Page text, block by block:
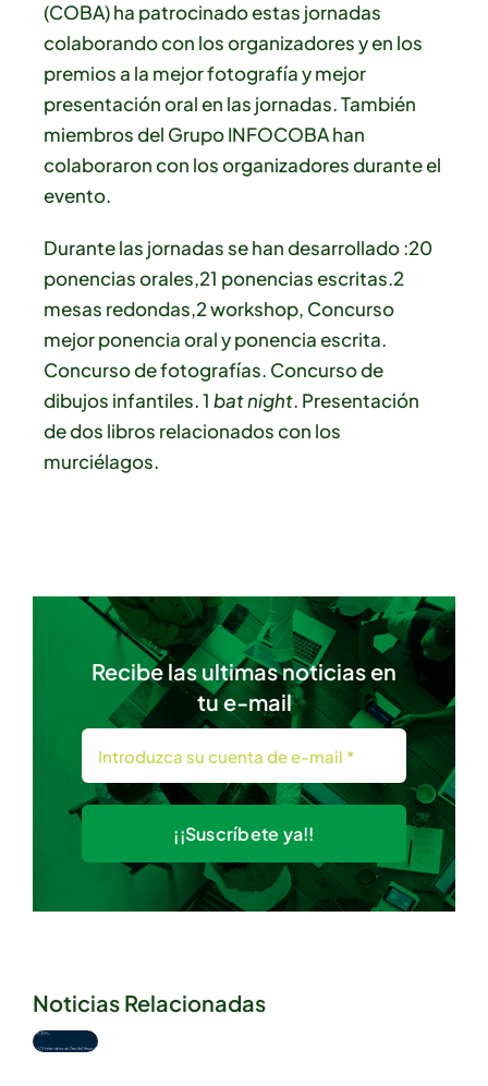
(COBA) ha patrocinado estas jornadas
colaborando con los organizadores y en los
premios a la mejor fotografía y mejor
presentación oral en las jornadas. También
miembros del Grupo INFOCOBA han
colaboraron con los organizadores durante el
evento.
Durante las jornadas se han desarrollado :20
ponencias orales,21 ponencias escritas.2
mesas redondas,2 workshop, Concurso
mejor ponencia oral y ponencia escrita.
Concurso de fotografías. Concurso de
dibujos infantiles. 1 bat night. Presentación
de dos libros relacionados con los
murciélagos.
Recibe las ultimas noticias en
tu e-mail
¡¡Suscríbete ya!!
Noticias Relacionadas